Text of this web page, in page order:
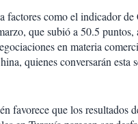
factores como el indicador
que subió a 50.5 puntos,
en materia
quienes conversarán esta
favorece que los resultados